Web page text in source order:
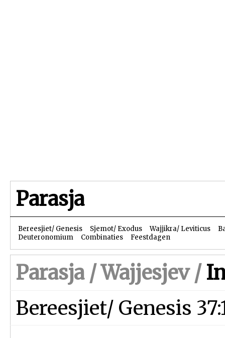
Parasja
Bereesjiet/ Genesis Sjemot/ Exodus Wajjikra/ Leviticus
Deuteronomium
Combinaties Feestdagen
Parasja /Wajjesjev/
Bereesjiet/ Genesis